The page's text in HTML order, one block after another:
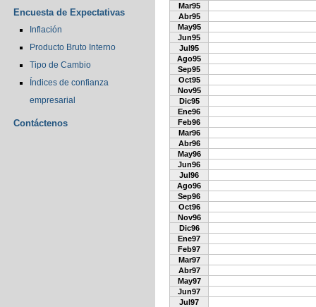
Encuesta de Expectativas
Inflación
Producto Bruto Interno
Tipo de Cambio
Índices de confianza
empresarial
Contáctenos
Mar95
Abr95
May95
Jun95
Jul95
Ago95
Sep95
Oct95
Nov95
Dic95
Ene96
Feb96
Mar96
Abr96
May96
Jun96
Jul96
Ago96
Sep96
Oct96
Nov96
Dic96
Ene97
Feb97
Mar97
Abr97
May97
Jun97
Jul97